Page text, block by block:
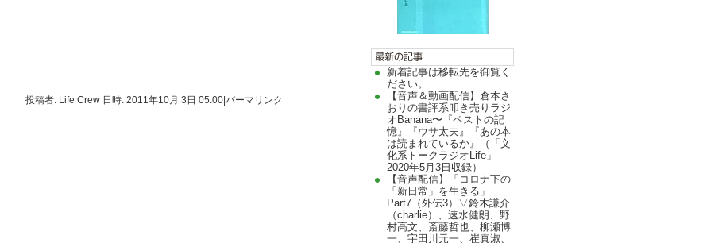
新着記事は移転先を御覧く
ださい。
【音声＆動画配信】倉本さ
おりの書評系叩き売りラジ
オBanana〜『ペストの記
憶』『ウサ太夫』『あの本
は読まれているか』（「文
化系トークラジオLife」
2020年5月3日収録）
【音声配信】「コロナ下の
「新日常」を生きる」
Part7（外伝3）▽鈴木謙介
（charlie）、速水健朗、野
村高文、斎藤哲也、柳瀬博
一、宇田川元一、崔真淑、
投稿者: Life Crew 日時: 2011年10月 3日 05:00 パーマリンク